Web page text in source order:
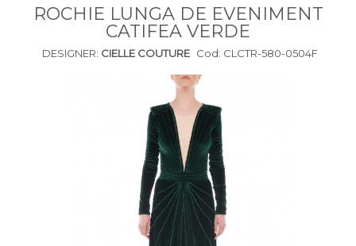
ROCHIE LUNGA DE EVENIMENT
CATIFEA VERDE
DESIGNER: CIELLE COUTURE Cod: CLCTR-580-0504F